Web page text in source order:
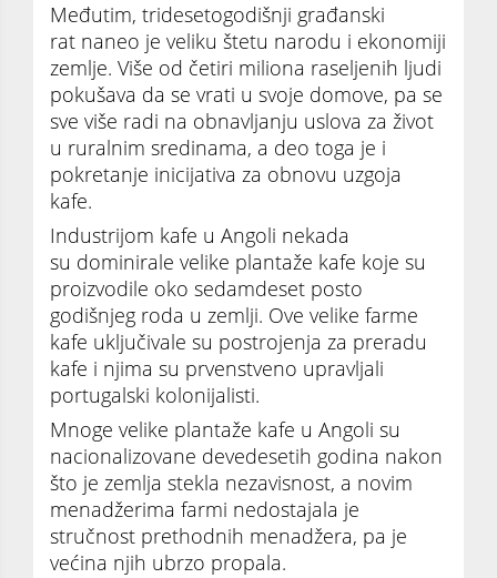
Međutim, tridesetogodišnji građanski
rat naneo je veliku štetu narodu i ekonomiji
zemlje. Više od četiri miliona raseljenih ljudi
pokušava da se vrati u svoje domove, pa se
sve više radi na obnavljanju uslova za život
u ruralnim sredinama, a deo toga je i
pokretanje inicijativa za obnovu uzgoja
kafe.
Industrijom kafe u Angoli nekada
su dominirale velike plantaže kafe koje su
proizvodile oko sedamdeset posto
godišnjeg roda u zemlji. Ove velike farme
kafe uključivale su postrojenja za preradu
kafe i njima su prvenstveno upravljali
portugalski kolonijalisti.
Mnoge velike plantaže kafe u Angoli su
nacionalizovane devedesetih godina nakon
što je zemlja stekla nezavisnost, a novim
menadžerima farmi nedostajala je
stručnost prethodnih menadžera, pa je
većina njih ubrzo propala.